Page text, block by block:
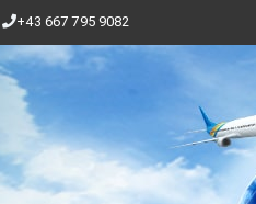
+43 667 795 9082